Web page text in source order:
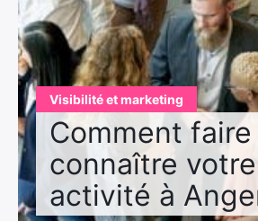
Visibilité et marketing
Comment faire
connaître votre
activité à